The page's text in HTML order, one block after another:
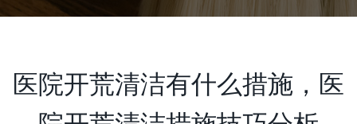
医院开荒清洁有什么措施，医